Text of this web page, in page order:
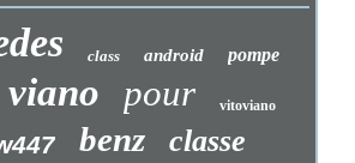
class android pompe
viano pour vitoviano
benz classe